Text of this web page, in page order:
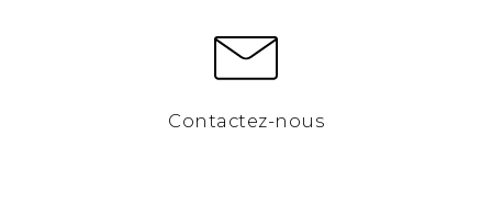
Contactez-nous